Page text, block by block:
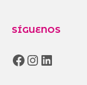
SÍGUENOS
Facebook